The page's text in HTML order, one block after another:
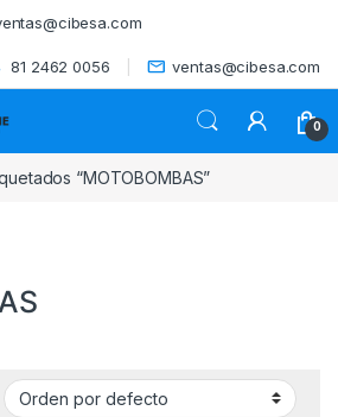
81 2462 0056 ventas@cibesa.com
0
“MOTOBOMBAS”
(0)